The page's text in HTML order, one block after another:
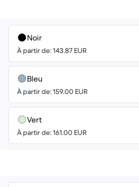
Noir
À partir de: 143.87 EUR
Bleu
À partir de: 159.00 EUR
Vert
À partir de: 161.00 EUR